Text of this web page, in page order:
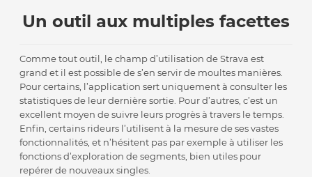
Un outil aux multiples facettes
Comme tout outil, le champ d’utilisation de Strava est
grand et il est possible de s’en servir de moultes manières.
Pour certains, l’application sert uniquement à consulter les
statistiques de leur dernière sortie. Pour d’autres, c’est un
excellent moyen de suivre leurs progrès à travers le temps.
Enfin, certains rideurs l’utilisent à la mesure de ses vastes
fonctionnalités, et n’hésitent pas par exemple à utiliser les
fonctions d’exploration de segments, bien utiles pour
repérer de nouveaux singles.